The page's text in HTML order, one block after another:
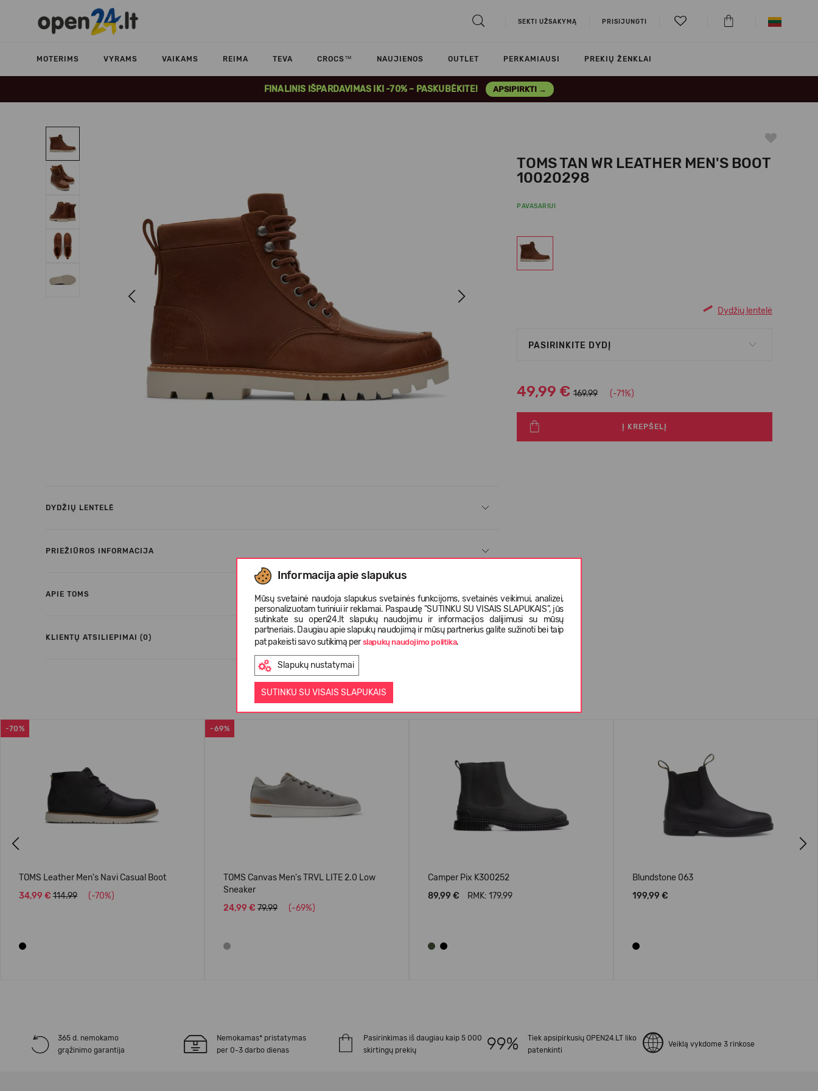
SEKTI UŽSAKYMĄ PRISIJUNGTI
MOTERIMS VYRAMS VAIKAMS REIMA TEVA CROCS™ NAUJIENOS OUTLET PERKAMIAUSI PREKIŲ ŽENKLAI
FINALINIS IŠPARDAVIMAS IKI -70% – PASKUBĖKITE! APSIPIRKTI →
Informacija apie slapukus
Mūsų svetainė naudoja slapukus svetainės funkcijoms, svetainės veikimui, analizei,
personalizuotam turiniui ir reklamai. Paspaudę "SUTINKU SU VISAIS SLAPUKAIS", jūs
sutinkate su open24.lt slapukų naudojimu ir informacijos dalijimusi su mūsų
partneriais. Daugiau apie slapukų naudojimą ir mūsų partnerius galite sužinoti bei taip
pat pakeisti savo sutikimą per slapukų naudojimo politika.
Slapukų nustatymai
SUTINKU SU VISAIS SLAPUKAIS
Previous Next
TOMS TAN WR LEATHER MEN'S BOOT
10020298
PAVASARIUI
Dydžių lentelė
PASIRINKITE DYDĮ
49,99 € 169.99 (-71%)
Į KREPŠELĮ
DYDŽIŲ LENTELĖ
PRIEŽIŪROS INFORMACIJA
APIE TOMS
KLIENTŲ ATSILIEPIMAI (0)
Panašios prekės
-70%
TOMS Leather Men's Navi Casual Boot
34,99 € 114.99 (-70%)
-69%
TOMS Canvas Men's TRVL LITE 2.0 Low
Sneaker
24,99 € 79.99 (-69%)
Camper Pix K300252
89,99 €
RMK: 179.99
Blundstone 063
199,99 €
365 d. nemokamo
grąžinimo garantija
Nemokamas* pristatymas
per 0-3 darbo dienas
Pasirinkimas iš daugiau kaip 5 000
skirtingų prekių
Tiek apsipirkusių OPEN24.LT liko
patenkinti
Veiklą vykdome 3 rinkose